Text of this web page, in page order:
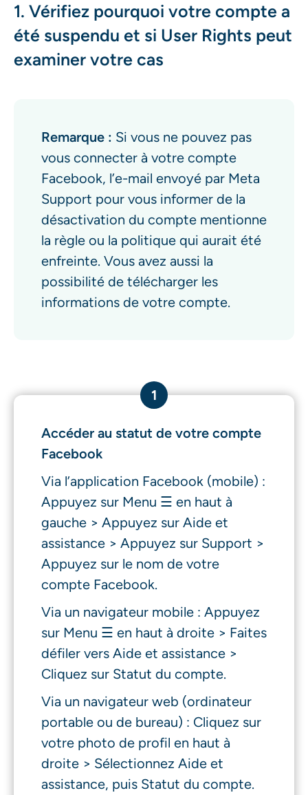
1. Vérifiez pourquoi votre compte a
été suspendu et si User Rights peut
examiner votre cas
Remarque : Si vous ne pouvez pas
vous connecter à votre compte
Facebook, l’e-mail envoyé par Meta
Support pour vous informer de la
désactivation du compte mentionne
la règle ou la politique qui aurait été
enfreinte. Vous avez aussi la
possibilité de télécharger les
informations de votre compte.
1
Accéder au statut de votre compte
Facebook
Via l’application Facebook (mobile) :
Appuyez sur Menu ☰ en haut à
gauche > Appuyez sur Aide et
assistance > Appuyez sur Support >
Appuyez sur le nom de votre
compte Facebook.
Via un navigateur mobile : Appuyez
sur Menu ☰ en haut à droite > Faites
défiler vers Aide et assistance >
Cliquez sur Statut du compte.
Via un navigateur web (ordinateur
portable ou de bureau) : Cliquez sur
votre photo de profil en haut à
droite > Sélectionnez Aide et
assistance, puis Statut du compte.